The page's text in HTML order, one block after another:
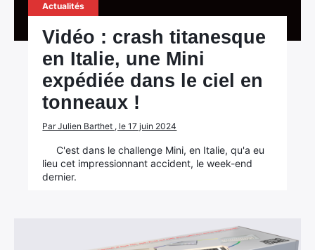
Actualités
Vidéo : crash titanesque
en Italie, une Mini
expédiée dans le ciel en
tonneaux !
Par Julien Barthet , le 17 juin 2024
C'est dans le challenge Mini, en Italie, qu'a eu
lieu cet impressionnant accident, le week-end
dernier.